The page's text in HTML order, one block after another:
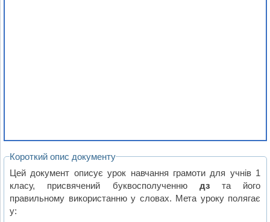
Короткий опис документу
Цей документ описує урок навчання грамоти для учнів 1
класу, присвячений буквосполученнюдз та його
правильному використанню у словах. Мета уроку полягає
у: